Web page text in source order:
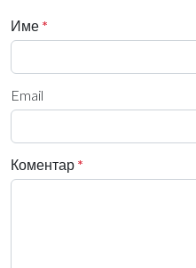
Име *
Email
Коментар *